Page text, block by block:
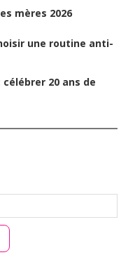
mères 2026
une routine anti-
20 ans de